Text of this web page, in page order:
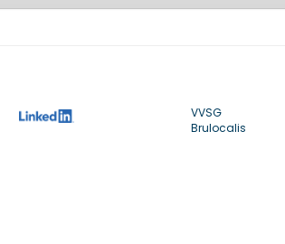
VVSG
Brulocalis